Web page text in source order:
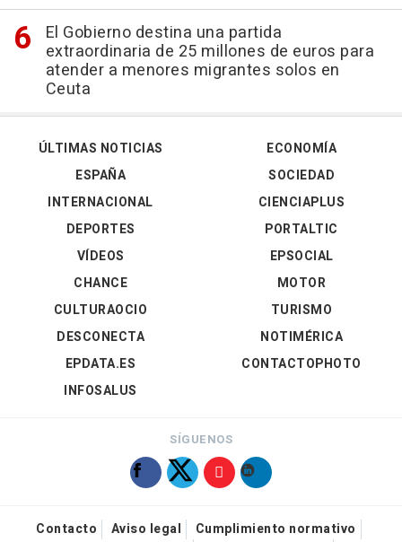
El Gobierno destina una partida
extraordinaria de 25 millones de euros para
atender a menores migrantes solos en
Ceuta
ÚLTIMAS NOTICIAS
ESPAÑA
INTERNACIONAL
DEPORTES
VÍDEOS
ECONOMÍA
SOCIEDAD
CIENCIAPLUS
PORTALTIC
EPSOCIAL
CHANCE
CULTURAOCIO
DESCONECTA
EPDATA.ES
INFOSALUS
MOTOR
TURISMO
NOTIMÉRICA
CONTACTOPHOTO
SÍGUENOS
Contacto Aviso legal
Cumplimiento normativo